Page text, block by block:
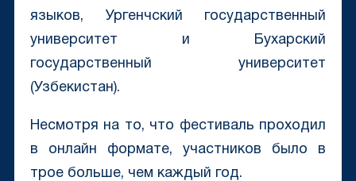
языков, Ургенчский государственный
университет и Бухарский
государственный университет
(Узбекистан).
Несмотря на то, что фестиваль проходил
в онлайн формате, участников было в
трое больше, чем каждый год.